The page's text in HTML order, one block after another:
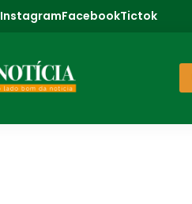
InstagramFacebookTictok